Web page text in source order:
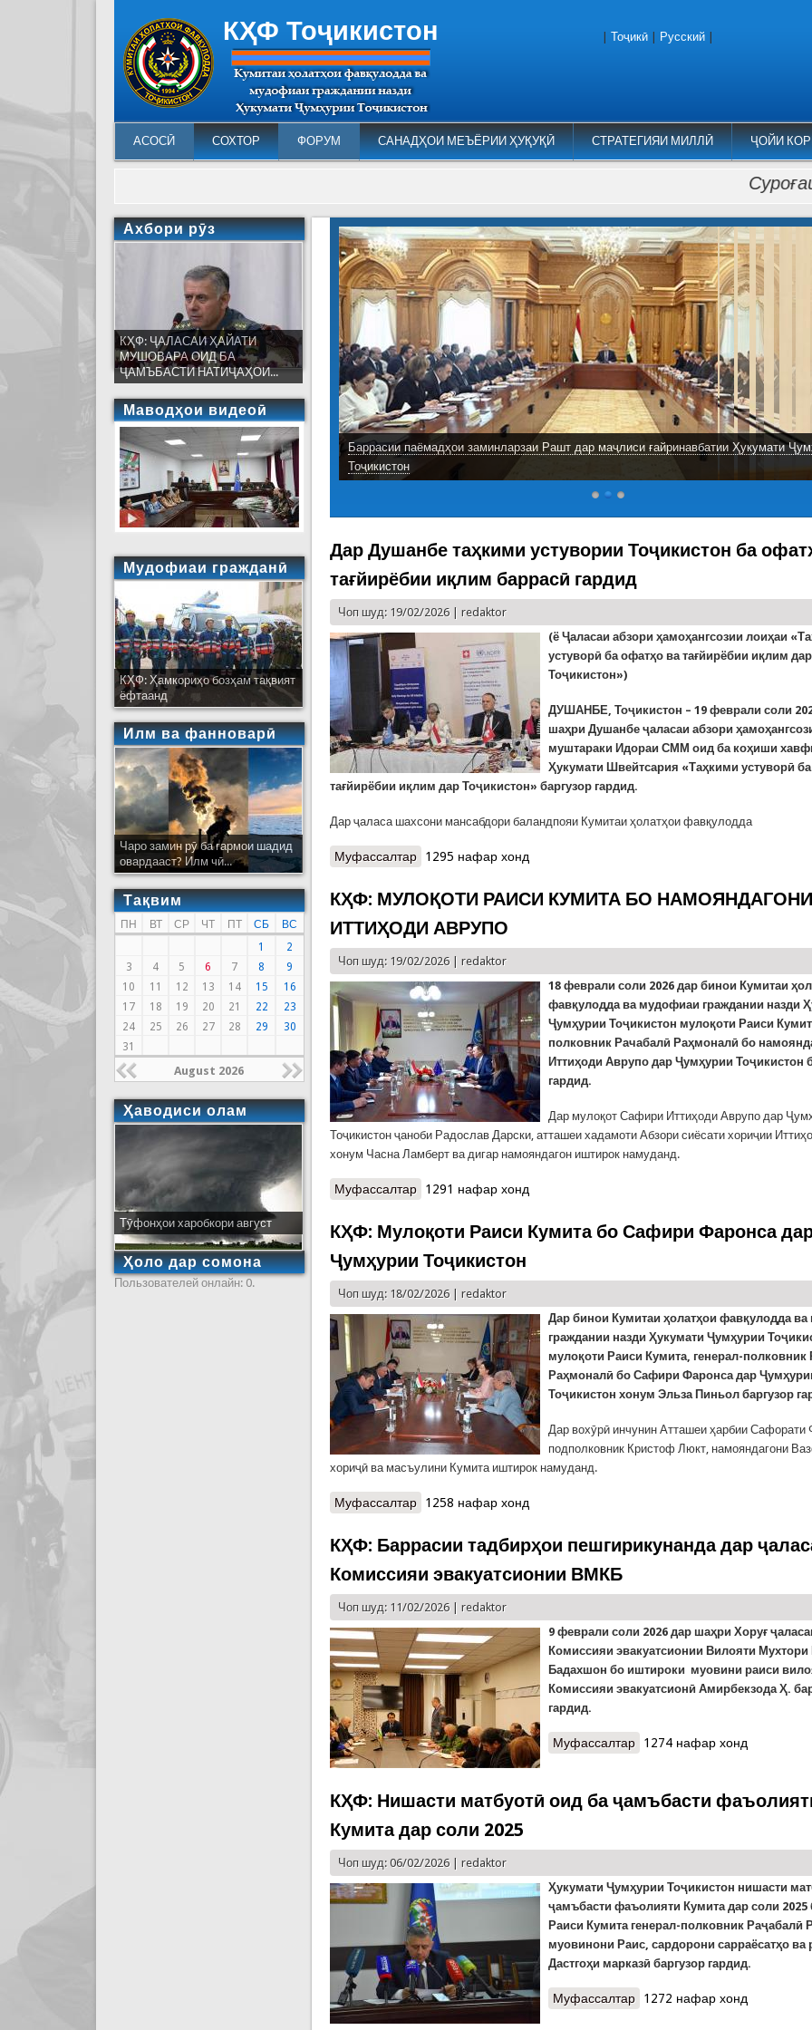
КҲФ Тоҷикистон
АСОСӢ СОХТОР ФОРУМ САНАДҲОИ МЕЪЁРИИ ҲУҚУҚӢ СТРАТЕГИЯИ МИЛЛӢ ҶОЙИ
Тоҷикӣ Русский
Суроғаи
Баррасии паёмадҳои заминларзаи Рашт дар маҷлиси ғайринавбатии Ҳукумати
Тоҷикистон
Дар Душанбе таҳкими устувории Тоҷикистон ба
тағйирёбии иқлим баррасӣ гардид
Чоп шуд: 19/02/2026 |redaktor
(ё Ҷаласаи абзори ҳамоҳангсозии лоиҳаи
устуворӣ ба офатҳо ва тағйирёбии иқлим дар
Тоҷикистон»)
ДУШАНБЕ, Тоҷикистон – 19 феврали соли
шаҳри Душанбе ҷаласаи абзори
муштараки Идораи СММ оид ба коҳиши
Ҳукумати Швейтсария «Таҳкими устуворӣ
тағйирёбии иқлим дар Тоҷикистон» баргузор гардид.
Дар ҷаласа шахсони мансабдори баландпояи Кумитаи ҳолатҳои фавқулодда
Муфассалтар о Дар Душанбе таҳкими устувории Тоҷикистон ба офатҳо ва
1295 нафар хонд
КҲФ: МУЛОҚОТИ РАИСИ КУМИТА БО НАМОЯНДАГОНИ
ИТТИҲОДИ АВРУПО
Чоп шуд: 19/02/2026 |redaktor
18 феврали соли 2026 дар бинои Кумитаи
фавқулодда ва мудофиаи граждании назди
Ҷумҳурии Тоҷикистон мулоқоти Раиси
полковник Рачабалӣ Раҳмоналӣ бо
Иттиҳоди Аврупо дар Ҷумҳурии Тоҷикистон
гардид.
Дар мулоқот Сафири Иттиҳоди Аврупо дар
Тоҷикистон ҷаноби Радослав Дарски, атташеи хадамоти Абзори сиёсати хориҷии
хонум Часна Ламберт ва дигар намояндагон иштирок намуданд.
Муфассалтар о КҲФ: МУЛОҚОТИ РАИСИ КУМИТА БО НАМОЯНДАГОНИ
1291 нафар хонд
КҲФ: Мулоқоти Раиси Кумита бо Сафири Фаронса
Ҷумҳурии Тоҷикистон
Чоп шуд: 18/02/2026 |redaktor
Дар бинои Кумитаи ҳолатҳои фавқулодда
граждании назди Ҳукумати Ҷумҳурии
мулоқоти Раиси Кумита, генерал-полковник
Раҳмоналӣ бо Сафири Фаронса дар
Тоҷикистон хонум Эльза Пиньол баргузор
Дар вохӯрӣ инчунин Атташеи ҳарбии Сафорати
подполковник Кристоф Люкт, намояндагони
хориҷӣ ва масъулини Кумита иштирок намуданд.
Муфассалтар о КҲФ: Мулоқоти Раиси Кумита бо Сафири Фаронса дар Ҷумҳурии
1258 нафар хонд
КҲФ: Баррасии тадбирҳои пешгирикунанда дар
Комиссияи эвакуатсионии ВМКБ
Чоп шуд: 11/02/2026 |redaktor
9 феврали соли 2026 дар шаҳри Хоруғ
Комиссияи эвакуатсионии Вилояти Мухтори
Бадахшон бо иштироки муовини раиси
Комиссияи эвакуатсионӣ Амирбекзода Ҳ.
гардид.
Муфассалтар о КҲФ: Баррасии тадбирҳои
1274 нафар хонд
КҲФ: Нишасти матбуотӣ оид ба ҷамъбасти
Кумита дар соли 2025
Чоп шуд: 06/02/2026 |redaktor
Ҳукумати Ҷумҳурии Тоҷикистон нишасти
ҷамъбасти фаъолияти Кумита дар соли
Раиси Кумита генерал-полковник Раҷабалӣ
муовинони Раис, сардорони сарраёсатҳо ва
Дастгоҳи марказӣ баргузор гардид.
Муфассалтар о КҲФ: Нишасти матбуотӣ
1272 нафар хонд
Ахбори рӯз
КҲФ: ҶАЛАСАИ ҲАЙАТИ
МУШОВАРА ОИД БА
ҶАМЪБАСТИ НАТИҶАҲОИ...
Маводҳои видеоӣ
Мудофиаи гражданӣ
КҲФ: Ҳамкориҳо бозҳам тақвият
ёфтаанд
Илм ва фанноварӣ
Чаро замин рӯ ба гармои шадид
овардааст? Илм чӣ...
Тақвим
ПН ВТ СР ЧТ ПТ СБ
ВС
1
2
3
4 5 6 7 8
9
10
11 12 13 14 15
16
17
18 19 20 21 22
23
24
25 26 27 28 29
30
31
August 2026
Ҳаводиси олам
Тӯфонҳои харобкори август
Ҳоло дар сомона
Пользователей онлайн: 0.